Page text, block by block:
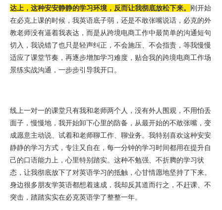
达上，这种安安静静的学习环境，反而让我彻底放松下来。 刚开始
在必克上课的时候，我英语底子弱，还是不敢张嘴说话，必克的外
教老师没有逼着我表达，而是从跨境电商工作中最简单的沟通短句
切入，我说错了也只是轻声纠正，不会施压、不会指责，等我慢慢
适应了课堂节奏，再逐步增加学习难度，贴合我的跨境电商工作场
景练实战沟通，一步步引导我开口。
线上一对一的课堂只有我和老师两个人，没有外人围观，不用怕丢
面子，慢慢地，我开始卸下心里的防备，从最开始的不敢张嘴，变
成愿意主动说、试着和老师聊工作、聊业务。我特别喜欢这种安安
静静的学习方式，专注又自在，每一分钟的学习时间都用在提升自
己的口语能力上，心里特别踏实。这种不勉强、不折腾的学习状
态，让我彻底放下了对英语学习的抵触，心甘情愿地坚持了下来。
身边很多朋友学英语都想着速成，我却反其道而行之，不赶课、不
突击，踏踏实实在必克英语学了整整一年。